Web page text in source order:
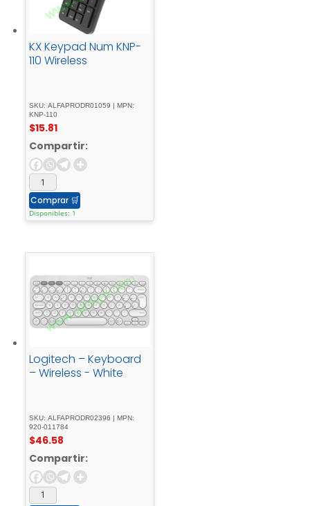
KX Keypad Num KNP-
110 Wireless
SKU: ALFAPRODR01059 | MPN:
KNP-110
$15.81
Compartir:
Comprar 🛒
Disponibles: 1
Logitech – Keyboard
– Wireless - White
SKU: ALFAPRODR02396 | MPN:
920-011784
$46.58
Compartir: